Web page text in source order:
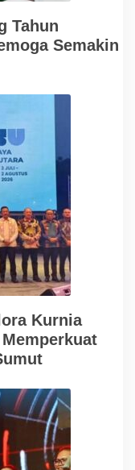
Tahun
Semakin
Kurnia